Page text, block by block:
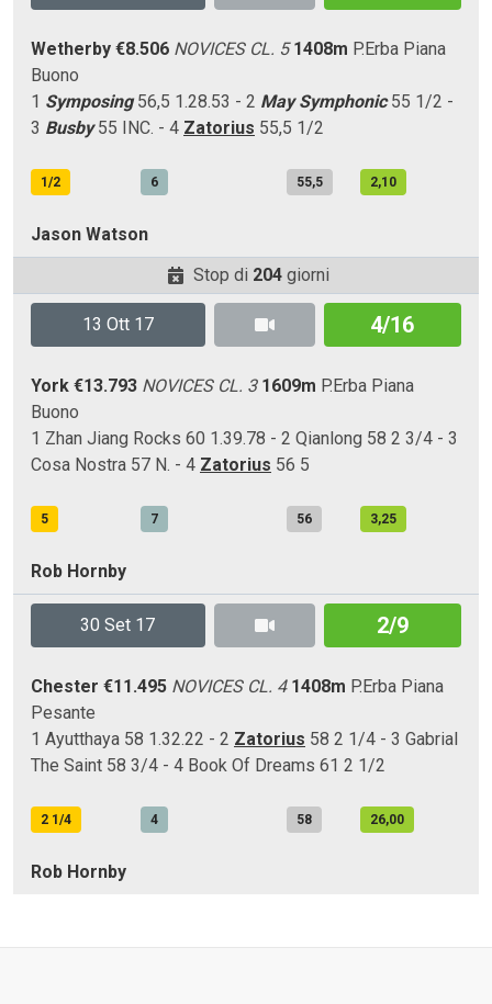
Wetherby €8.506 NOVICES CL. 5 1408m P.Erba Piana
Buono
1 Symposing56,5 1.28.53 - 2 May Symphonic55 1/2 -
3 Busby55 INC. - 4 Zatorius 55,5 1/2
1/2 6 55,5 2,10
Jason Watson
Stop di 204 giorni
13 Ott 17 4/16
York €13.793 NOVICES CL. 3 1609m P.Erba Piana
Buono
1 Zhan Jiang Rocks 60 1.39.78 - 2 Qianlong 58 2 3/4 - 3
Cosa Nostra 57 N. - 4 Zatorius 56 5
5 7 56 3,25
Rob Hornby
30 Set 17 2/9
Chester €11.495 NOVICES CL. 4 1408m P.Erba Piana
Pesante
1 Ayutthaya 58 1.32.22 - 2 Zatorius 58 2 1/4 - 3 Gabrial
The Saint 58 3/4 - 4 Book Of Dreams 61 2 1/2
2 1/4 4 58 26,00
Rob Hornby